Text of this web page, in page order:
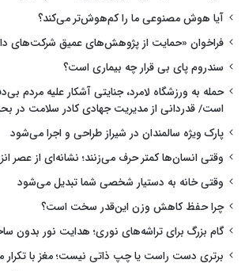
آیا هوش مصنوعی ما را کم‌هوش‌تر می‌کند؟
فراخوان «حمایت از پژوهش‌های عمیق شرکت‌های
سندروم پای بی قرار چه بیماری است؟
حمله به ورزشگاه لامرد، جنایتی آشکار علیه مردم
است/ قدردانی از مدیریت جهادی کادر سلامت در
پارک ویژه سالمندان در شیراز طراحی و اجرا می‌شود
وقتی انسان‌ها کمتر حرف می‌زنند؛ نشانه‌ای از عصر
وقتی خانه به دستیار شخصی شما تبدیل می‌شود
چرا حفظ کاهش وزن این‌قدر سخت است؟
گام بزرگ برای تراشه‌های نوری؛ هدایت نور بدون
برتری دست راست یا چپ ذاتی نیست؛ مغز با تکرار